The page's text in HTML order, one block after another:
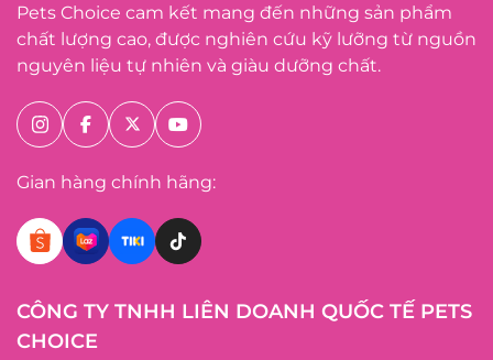
Pets Choice cam kết mang đến những sản phẩm
chất lượng cao, được nghiên cứu kỹ lưỡng từ nguồn
nguyên liệu tự nhiên và giàu dưỡng chất.
Gian hàng chính hãng:
CÔNG TY TNHH LIÊN DOANH QUỐC TẾ PETS
CHOICE